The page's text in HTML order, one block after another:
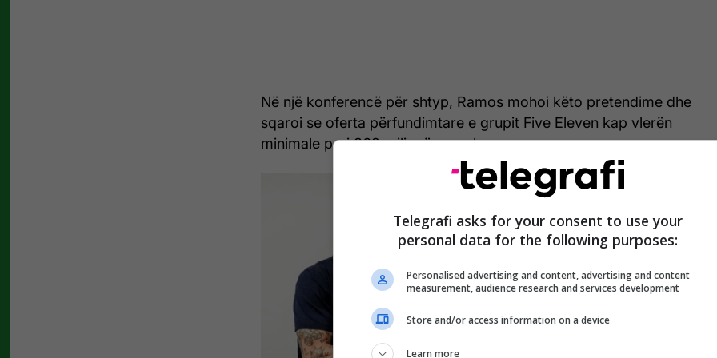
Në një konferencë për shtyp, Ramos mohoi këto pretendime dhe
sqaroi se oferta përfundimtare e grupit Five Eleven kap vlerën
minimale prej 362 milionë eurosh.
Telegrafi asks for your consent to use your
personal data for the following purposes:
Personalised advertising and content, advertising and content
measurement, audience research and services development
Store and/or access information on a device
Learn more